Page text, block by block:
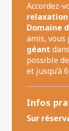
Accordez-
relaxation
Domaine
amis,
géant
possible de
et jusqu’à
Infos
Sur